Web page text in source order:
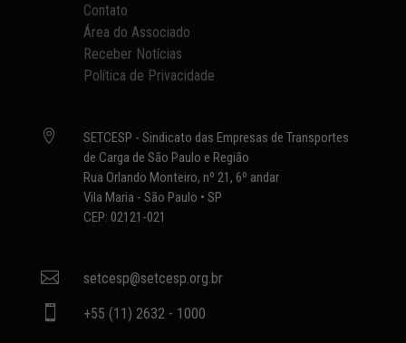
Contato
Área do Associado
Receber Notícias
Política de Privacidade

SETCESP - Sindicato das Empresas de Transportes
de Carga de São Paulo e Região
Rua Orlando Monteiro, nº 21, 6º andar
Vila Maria - São Paulo • SP
CEP: 02121-021
 setcesp@setcesp.org.br
 +55 (11) 2632 - 1000